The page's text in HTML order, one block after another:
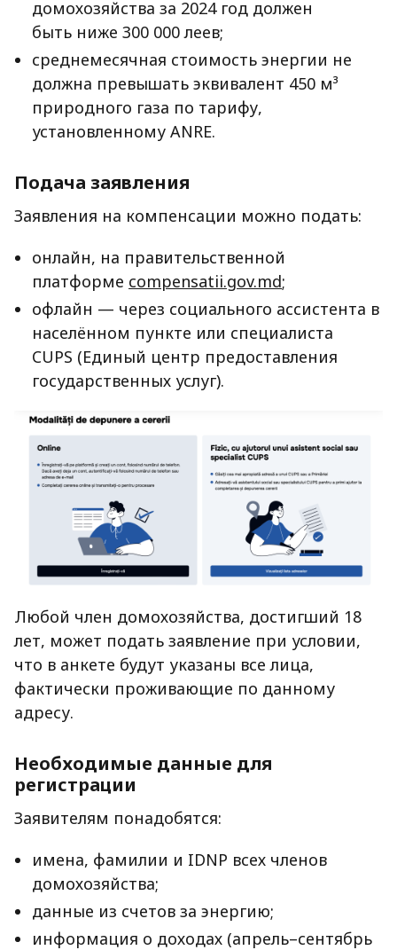
домохозяйства за 2024 год должен
быть ниже 300 000 леев;
среднемесячная стоимость энергии не
должна превышать эквивалент 450 м³
природного газа по тарифу,
установленному ANRE.
Подача заявления
Заявления на компенсации можно подать:
онлайн, на правительственной
платформе compensatii.gov.md;
офлайн — через социального ассистента в
населённом пункте или специалиста
CUPS (Единый центр предоставления
государственных услуг).
Любой член домохозяйства, достигший 18
лет, может подать заявление при условии,
что в анкете будут указаны все лица,
фактически проживающие по данному
адресу.
Необходимые данные для
регистрации
Заявителям понадобятся:
имена, фамилии и IDNP всех членов
домохозяйства;
данные из счетов за энергию;
информация о доходах (апрель–сентябрь